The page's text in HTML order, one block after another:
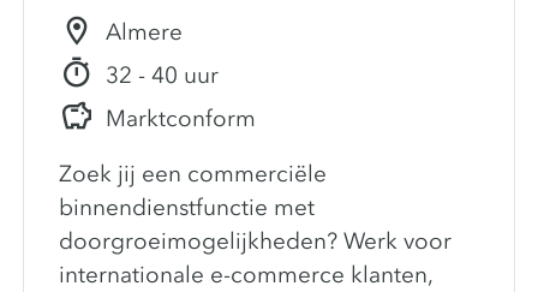
Almere
32 - 40 uur
Marktconform
Zoek jij een commerciële
binnendienstfunctie met
doorgroeimogelijkheden? Werk voor
internationale e-commerce klanten,